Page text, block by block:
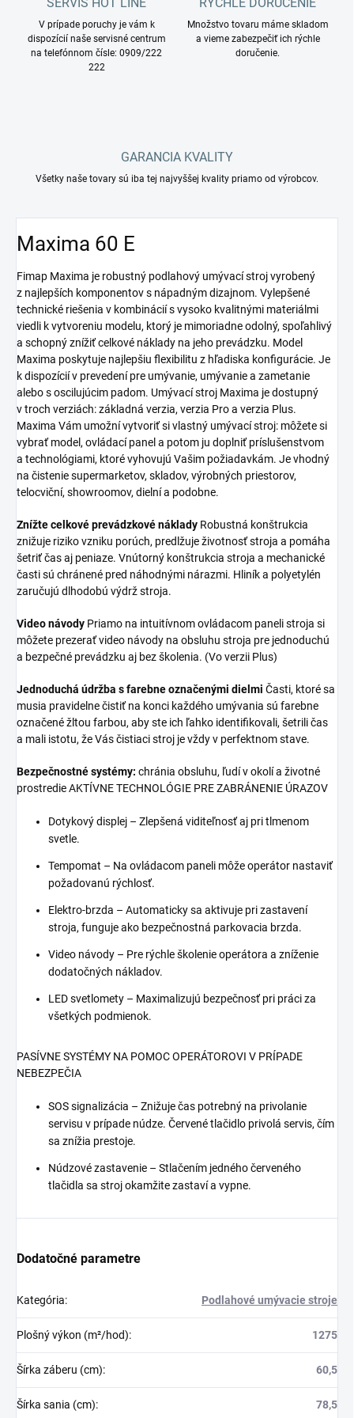
SERVIS HOT LINE
V prípade poruchy je vám k
dispozícií naše servisné centrum
na telefónnom čísle: 0909/222
222
RÝCHLE DORUČENIE
Množstvo tovaru máme skladom
a vieme zabezpečiť ich rýchle
doručenie.
GARANCIA KVALITY
Všetky naše tovary sú iba tej najvyššej kvality priamo od výrobcov.
Maxima 60 E
Fimap Maxima je robustný podlahový umývací stroj vyrobený
z najlepších komponentov s nápadným dizajnom. Vylepšené
technické riešenia v kombinácií s vysoko kvalitnými materiálmi
viedli k vytvoreniu modelu, ktorý je mimoriadne odolný, spoľahlivý
a schopný znížiť celkové náklady na jeho prevádzku. Model
Maxima poskytuje najlepšiu flexibilitu z hľadiska konfigurácie. Je
k dispozícií v prevedení pre umývanie, umývanie a zametanie
alebo s oscilujúcim padom. Umývací stroj Maxima je dostupný
v troch verziách: základná verzia, verzia Pro a verzia Plus.
Maxima Vám umožní vytvoriť si vlastný umývací stroj: môžete si
vybrať model, ovládací panel a potom ju doplniť príslušenstvom
a technológiami, ktoré vyhovujú Vašim požiadavkám. Je vhodný
na čistenie supermarketov, skladov, výrobných priestorov,
telocviční, showroomov, dielní a podobne.
Znížte celkové prevádzkové náklady Robustná konštrukcia
znižuje riziko vzniku porúch, predlžuje životnosť stroja a pomáha
šetriť čas aj peniaze. Vnútorný konštrukcia stroja a mechanické
časti sú chránené pred náhodnými nárazmi. Hliník a polyetylén
zaručujú dlhodobú výdrž stroja.
Video návody Priamo na intuitívnom ovládacom paneli stroja si
môžete prezerať video návody na obsluhu stroja pre jednoduchú
a bezpečné prevádzku aj bez školenia. (Vo verzii Plus)
Jednoduchá údržba s farebne označenými dielmi Časti, ktoré sa
musia pravidelne čistiť na konci každého umývania sú farebne
označené žltou farbou, aby ste ich ľahko identifikovali, šetrili čas
a mali istotu, že Vás čistiaci stroj je vždy v perfektnom stave.
Bezpečnostné systémy: chránia obsluhu, ľudí v okolí a životné
prostredie AKTÍVNE TECHNOLÓGIE PRE ZABRÁNENIE ÚRAZOV
Dotykový displej – Zlepšená viditeľnosť aj pri tlmenom
svetle.
Tempomat – Na ovládacom paneli môže operátor nastaviť
požadovanú rýchlosť.
Elektro-brzda – Automaticky sa aktivuje pri zastavení
stroja, funguje ako bezpečnostná parkovacia brzda.
Video návody – Pre rýchle školenie operátora a zníženie
dodatočných nákladov.
LED svetlomety – Maximalizujú bezpečnosť pri práci za
všetkých podmienok.
PASÍVNE SYSTÉMY NA POMOC OPERÁTOROVI V PRÍPADE
NEBEZPEČIA
SOS signalizácia – Znižuje čas potrebný na privolanie
servisu v prípade núdze. Červené tlačidlo privolá servis, čím
sa znížia prestoje.
Núdzové zastavenie – Stlačením jedného červeného
tlačidla sa stroj okamžite zastaví a vypne.
Dodatočné parametre
Kategória: Podlahové umývacie stroje
Plošný výkon (m²/hod): 1275
Šírka záberu (cm): 60,5
Šírka sania (cm): 78,5